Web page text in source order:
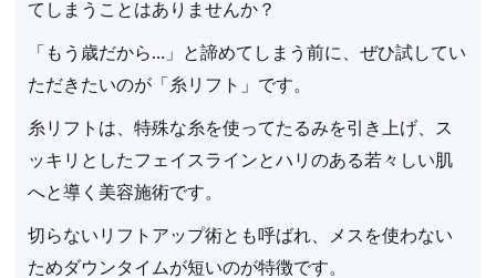
てしまうことはありませんか？
「もう歳だから…」と諦めてしまう前に、ぜひ試してい
ただきたいのが「糸リフト」です。
糸リフトは、特殊な糸を使ってたるみを引き上げ、ス
ッキリとしたフェイスラインとハリのある若々しい肌
へと導く美容施術です。
切らないリフトアップ術とも呼ばれ、メスを使わない
ためダウンタイムが短いのが特徴です。